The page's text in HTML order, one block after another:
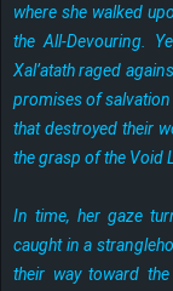
where she walked
the All-Devouring.
Xal’atath raged
promises of salvation
that destroyed their
the grasp of the Void
In time, her gaze
caught in a
their way toward